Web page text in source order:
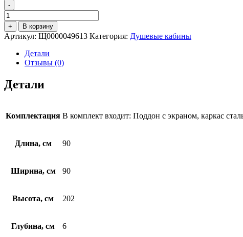
-
Количество
товара
Душевое
ограждение
Альфа-
Хром
+ В корзину
Артикул: Щ0000049613 Категория: Душевые кабины
Детали
Отзывы (0)
Детали
Комплектация В комплект входит: Поддон с экраном, каркас
Длина, см 90
Ширина, см 90
Высота, см 202
Глубина, см 6